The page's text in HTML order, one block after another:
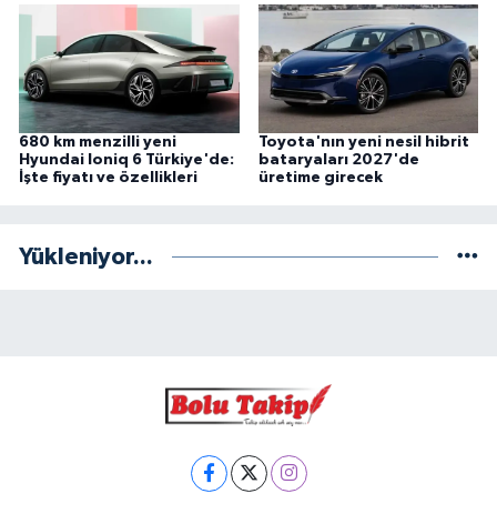
680 km menzilli yeni
Hyundai Ioniq 6 Türkiye'de:
İşte fiyatı ve özellikleri
Toyota'nın yeni nesil hibrit
bataryaları 2027'de
üretime girecek
Yükleniyor...